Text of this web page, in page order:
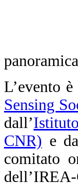
L’evento
Sensing
dall’
CNR) e
comitato